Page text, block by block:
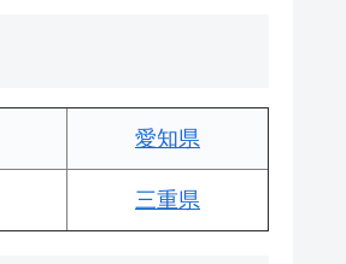
愛知県
三重県